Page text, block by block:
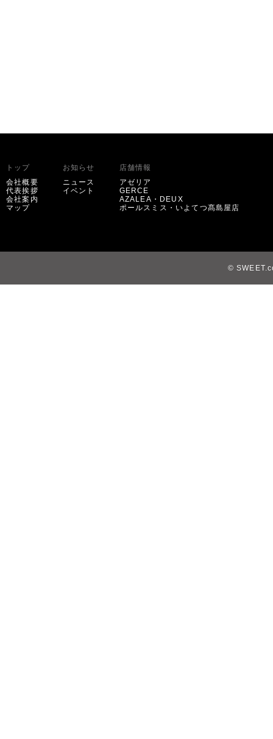
トップ
会社概要
代表挨拶
会社案内
マップ
お知らせ
ニュース
イベント
店舗情報
アゼリア
GERCE
AZALEA・DEUX
ポールスミス・いよてつ髙島屋店
©